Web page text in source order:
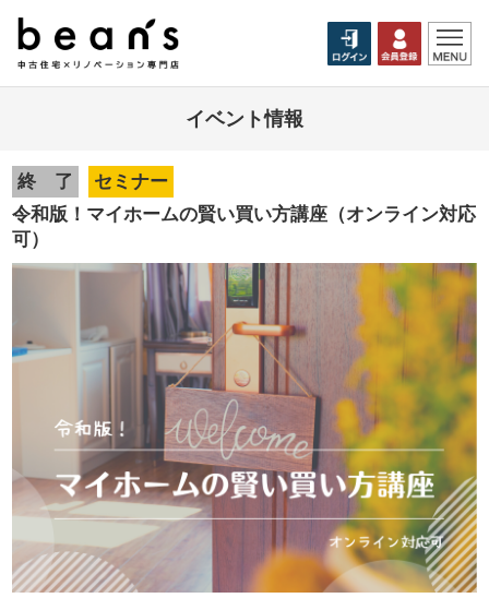
イベント情報
終 了
セミナー
令和版！マイホームの賢い買い方講座（オンライン対応
可）